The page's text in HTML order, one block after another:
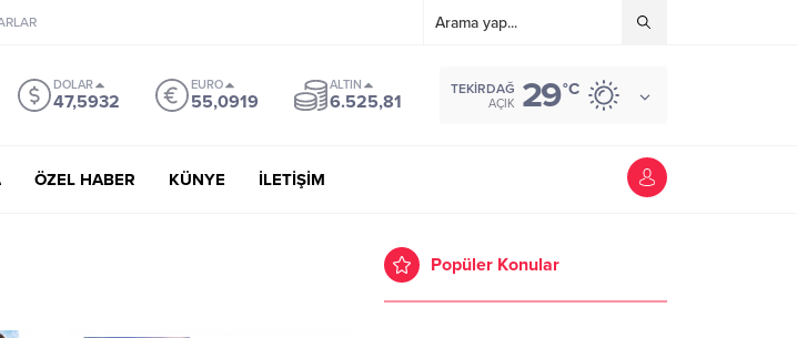
DOLAR
47,5932
EURO
55,0919
ALTIN
6.525,81
TEKIRDAĞ
AÇIK 29°C
ÖZEL HABER KÜNYE İLETİŞİM
Popüler Konular